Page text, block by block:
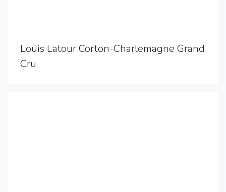
Louis Latour Corton-Charlemagne Grand
Cru